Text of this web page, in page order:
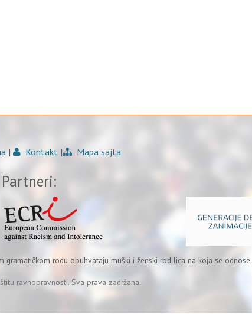
| Kontakt | Mapa sajta
Partneri:
rodu obuhvataju muški i ženski rod lica na koja se odnose.
ravnopravnosti. Sva prava zadržana.